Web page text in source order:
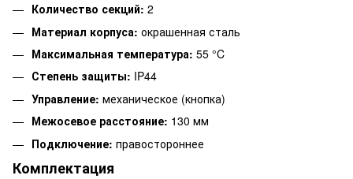
Количество секций: 2
Материал корпуса: окрашенная сталь
Максимальная температура: 55 °C
Степень защиты: IP44
Управление: механическое (кнопка)
Межосевое расстояние: 130 мм
Подключение: правостороннее
Комплектация